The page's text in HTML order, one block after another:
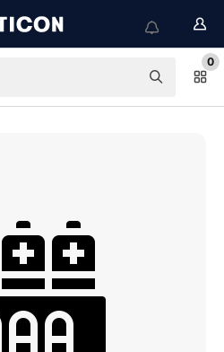
0